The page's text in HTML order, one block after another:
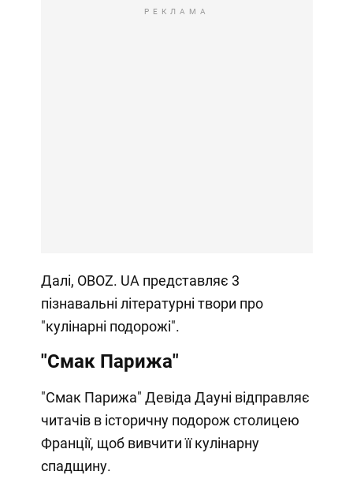
РЕКЛАМА
Далі, OBOZ. UA представляє 3
пізнавальні літературні твори про
"кулінарні подорожі".
"Смак Парижа"
"Смак Парижа" Девіда Дауні відправляє
читачів в історичну подорож столицею
Франції, щоб вивчити її кулінарну
спадщину.